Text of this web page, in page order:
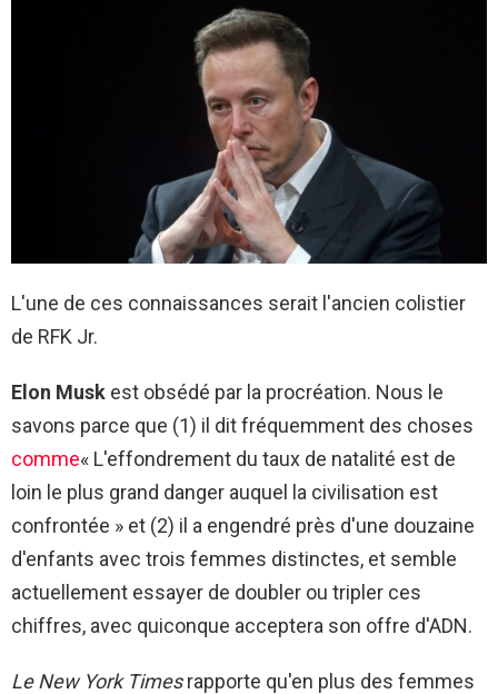
L'une de ces connaissances serait l'ancien colistier
de RFK Jr.
Elon Musk est obsédé par la procréation. Nous le
savons parce que (1) il dit fréquemment des choses
comme« L'effondrement du taux de natalité est de
loin le plus grand danger auquel la civilisation est
confrontée » et (2) il a engendré près d'une douzaine
d'enfants avec trois femmes distinctes, et semble
actuellement essayer de doubler ou tripler ces
chiffres, avec quiconque acceptera son offre d'ADN.
Le New York Timesrapporte qu'en plus des femmes